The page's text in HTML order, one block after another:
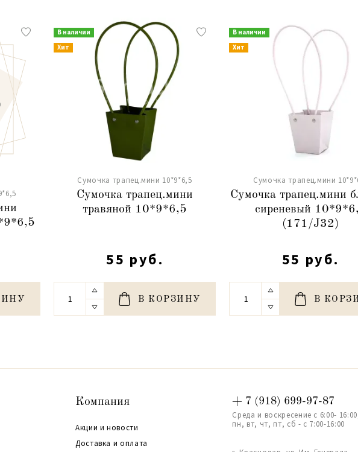
В наличии
Хит
Сумочка трапец.мини 10*9*6,5
Сумочка трапец.мини
травяной 10*9*6,5
55 руб.
В КОРЗИНУ
В наличии
Хит
Сумочка трапец.мини
Сумочка трапец.мини
сиреневый
(171/J32)
55 руб.
В
Компания
Акции и новости
Доставка и оплата
+ 7 (918) 699-97-87
Среда и воскресение с 6:00-
пн, вт, чт, пт, сб - с 7:00-16:00